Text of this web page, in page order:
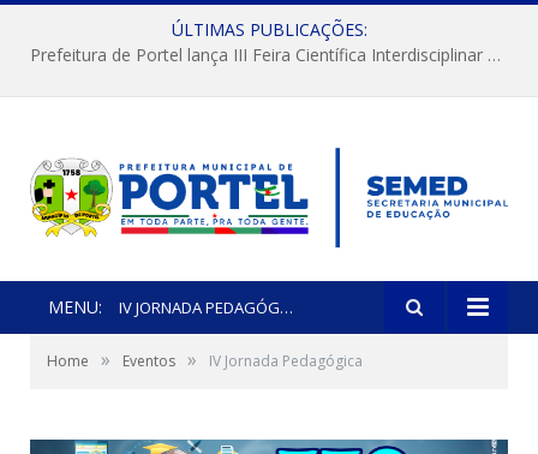
ÚLTIMAS PUBLICAÇÕES:
Prefeitura de Portel lança III Feira Científica Interdisciplinar com foco em Ciência e Territorialidade
MENU: IV JORNADA PEDAGÓGICA
Home » Eventos » IV Jornada Pedagógica